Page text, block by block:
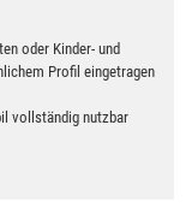
oder Kinder- und
Profil eingetragen
vollständig nutzbar